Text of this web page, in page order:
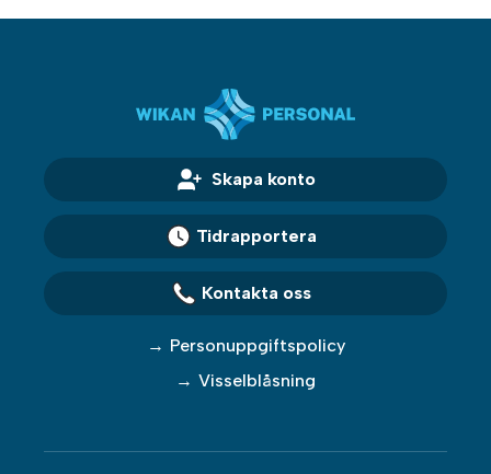
Skapa konto
Tidrapportera
Kontakta oss
Personuppgiftspolicy
Visselblåsning